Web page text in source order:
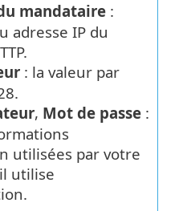
mandataire :
adresse IP du
: la valeur par
, Mot de passe :
utilisées par votre
utilise